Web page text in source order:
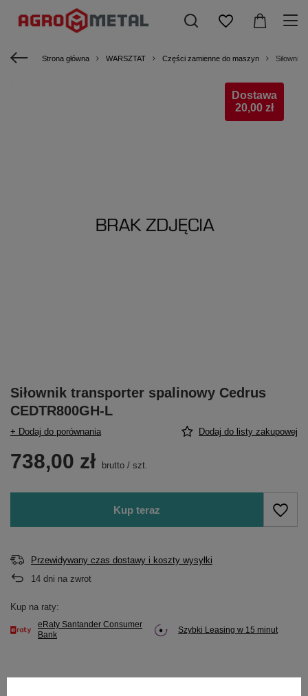
Strona główna WARSZTAT Części zamienne do maszyn Siłownik
Dostawa
20,00 zł
Siłownik transporter spalinowy Cedrus
CEDTR800GH-L
+ Dodaj do porównania Dodaj do listy zakupowej
738,00 zł brutto / szt.
Kup teraz
Przewidywany czas dostawy i koszty wysyłki
14 dni na zwrot
Kup na raty:
eRaty Santander Consumer
Bank
Szybki Leasing w 15 minut